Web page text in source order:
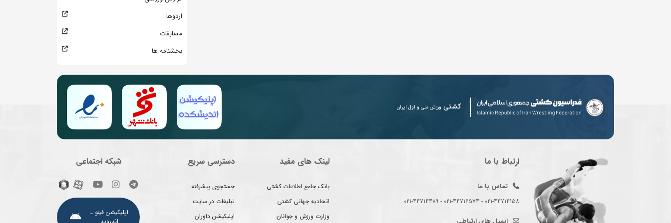
اردوها
مسابقات
بخشنامه ها
کشتی ورزش ملی و اول ایران
ارتباط با ما
تماس با ما
021-44714158 - 021-44716574 - 021-44714489
لینک های مفید
بانک جامع اطلاعات کشتی
اتحادیه جهانی کشتی
وزارت ورزش و جوانان
دسترسی سریع
جستجوی پیشرفته
تبلیغات در سایت
اپلیکیشن داوران
شبکه اجتماعی
اپلیکیشن فیتو ـ